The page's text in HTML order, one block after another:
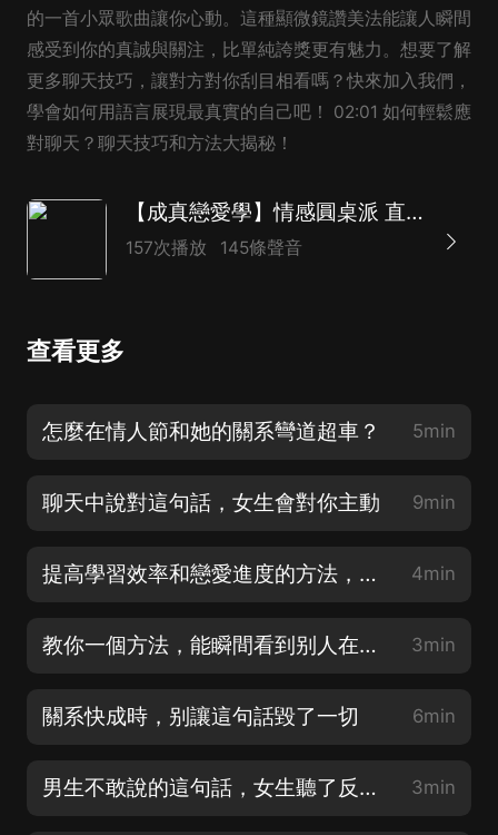
的一首小眾歌曲讓你心動。這種顯微鏡讚美法能讓人瞬間
感受到你的真誠與關注，比單純誇獎更有魅力。想要了解
更多聊天技巧，讓對方對你刮目相看嗎？快來加入我們，
學會如何用語言展現最真實的自己吧！ 02:01 如何輕鬆應
對聊天？聊天技巧和方法大揭秘！
【成真戀愛學】情感圓桌派 直播解答
157次播放 145條聲音
查看更多
怎麼在情人節和她的關系彎道超車？ 5min
聊天中說對這句話，女生會對你主動 9min
提高學習效率和戀愛進度的方法，雙贏！ 4min
教你一個方法，能瞬間看到别人在想什麼！ 3min
關系快成時，别讓這句話毀了一切 6min
男生不敢說的這句話，女生聽了反而會喜歡上你 3min